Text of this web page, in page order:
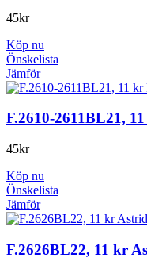
45kr
Köp nu
Önskelista
Jämför
F.2610-2611BL21,
45kr
Köp nu
Önskelista
Jämför
F.2626BL22, 11 kr